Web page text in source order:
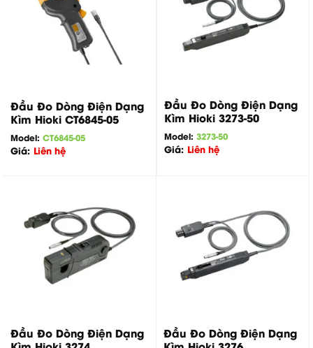
Đầu Đo Dòng Điện Dạng
Kìm Hioki CT6845-05
Model: CT6845-05
Giá: Liên hệ
Đầu Đo Dòng Điện Dạng
Kìm Hioki 3273-50
Model: 3273-50
Giá: Liên hệ
Đầu Đo Dòng Điện Dạng
Đầu Đo Dòng Điện Dạng